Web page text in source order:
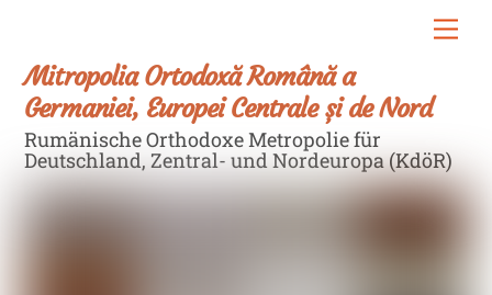
content
Mitropolia Ortodoxă Română a
Germaniei, Europei Centrale și de Nord
Rumänische Orthodoxe Metropolie für
Deutschland, Zentral- und Nordeuropa (KdöR)